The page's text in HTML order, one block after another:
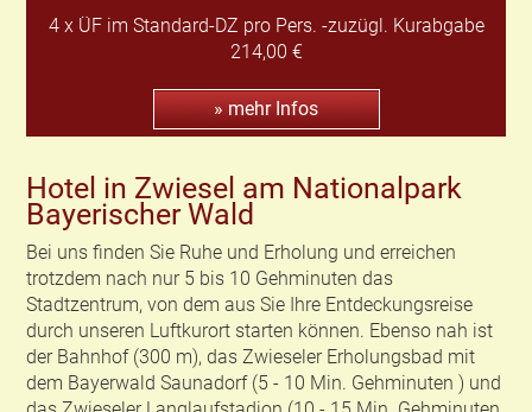
4 x ÜF im Standard-DZ pro Pers. -zuzügl. Kurabgabe
214,00 €
» mehr Infos
Hotel in Zwiesel am Nationalpark
Bayerischer Wald
Bei uns finden Sie Ruhe und Erholung und erreichen
trotzdem nach nur 5 bis 10 Gehminuten das
Stadtzentrum, von dem aus Sie Ihre Entdeckungsreise
durch unseren Luftkurort starten können. Ebenso nah ist
der Bahnhof (300 m), das Zwieseler Erholungsbad mit
dem Bayerwald Saunadorf (5 - 10 Min. Gehminuten ) und